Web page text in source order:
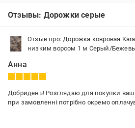
Отзывы: Дорожки серые
Отзыв про: Дорожка ковровая
низким ворсом 1 м Серый/
Анна
Добридень! Розглядаю для покупки
при замовленні потрібно окремо